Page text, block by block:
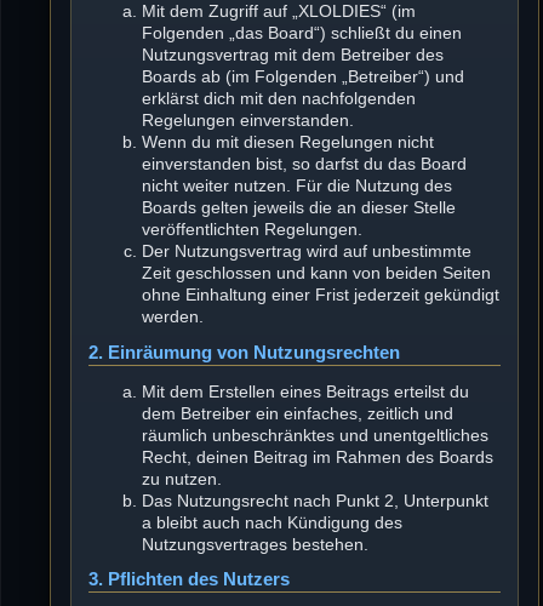
Mit dem Zugriff auf „XLOLDIES“ (im
Folgenden „das Board“) schließt du einen
Nutzungsvertrag mit dem Betreiber des
Boards ab (im Folgenden „Betreiber“) und
erklärst dich mit den nachfolgenden
Regelungen einverstanden.
Wenn du mit diesen Regelungen nicht
einverstanden bist, so darfst du das Board
nicht weiter nutzen. Für die Nutzung des
Boards gelten jeweils die an dieser Stelle
veröffentlichten Regelungen.
Der Nutzungsvertrag wird auf unbestimmte
Zeit geschlossen und kann von beiden Seiten
ohne Einhaltung einer Frist jederzeit gekündigt
werden.
2. Einräumung von Nutzungsrechten
Mit dem Erstellen eines Beitrags erteilst du
dem Betreiber ein einfaches, zeitlich und
räumlich unbeschränktes und unentgeltliches
Recht, deinen Beitrag im Rahmen des Boards
zu nutzen.
Das Nutzungsrecht nach Punkt 2, Unterpunkt
a bleibt auch nach Kündigung des
Nutzungsvertrages bestehen.
3. Pflichten des Nutzers